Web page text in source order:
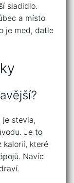
sladidlo.
a místo
je med, datle
je stevia,
Je to
kalorií, které
Navíc